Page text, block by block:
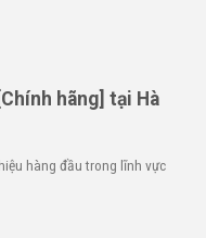
hãng] tại Hà
hàng đầu trong lĩnh vực